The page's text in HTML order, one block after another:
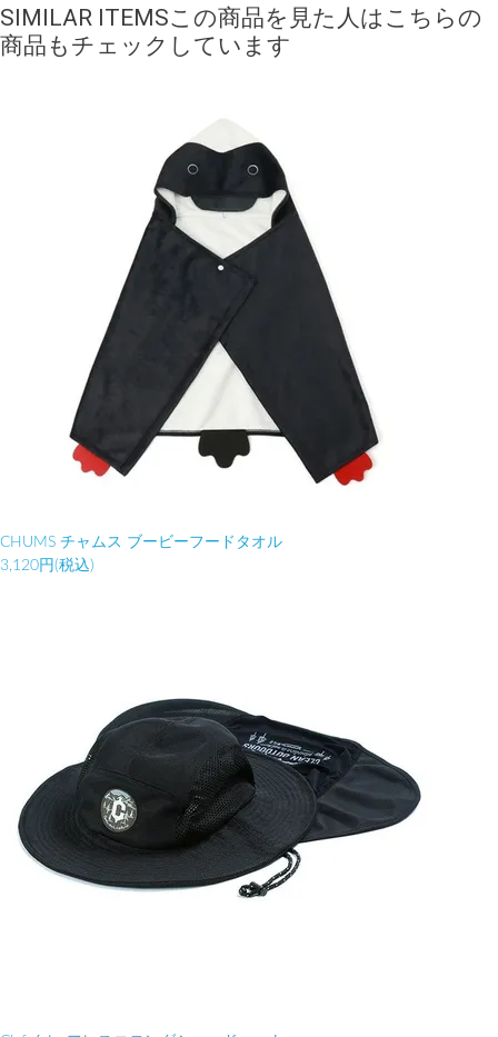
SIMILAR ITEMSこの商品を見た人はこちらの
商品もチェックしています
CHUMS チャムス ブービーフードタオル
3,120円(税込)